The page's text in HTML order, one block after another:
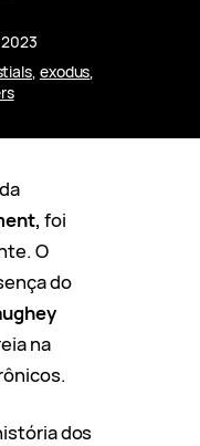
, exodus
foi
O
do
na
dos